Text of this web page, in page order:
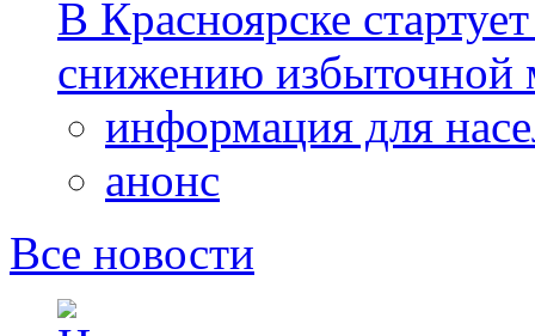
В Красноярске
снижению избыточной
информация для
анонс
Все новости